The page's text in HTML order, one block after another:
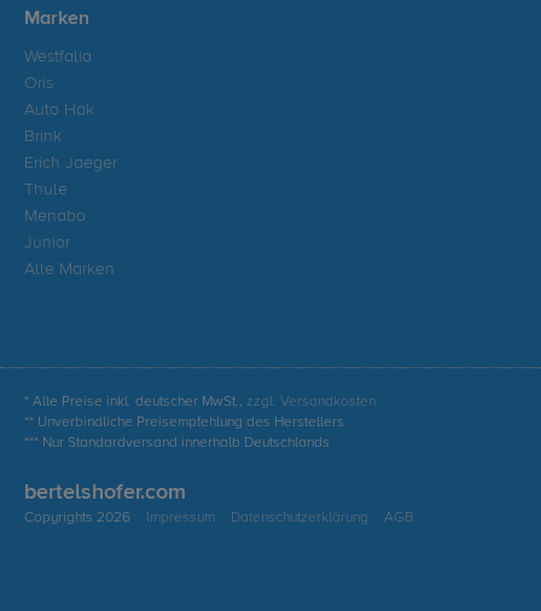
Marken
Westfalia
Oris
Auto Hak
Brink
Erich Jaeger
Thule
Menabo
Junior
Alle Marken
* Alle Preise inkl. deutscher MwSt., zzgl. Versandkosten
** Unverbindliche Preisempfehlung des Herstellers
*** Nur Standardversand innerhalb Deutschlands
bertelshofer.com
Copyrights 2026 Impressum Datenschutzerklärung AGB